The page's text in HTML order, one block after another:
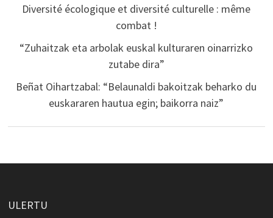
Diversité écologique et diversité culturelle : même
combat !
“Zuhaitzak eta arbolak euskal kulturaren oinarrizko
zutabe dira”
Beñat Oihartzabal: “Belaunaldi bakoitzak beharko du
euskararen hautua egin; baikorra naiz”
ULERTU